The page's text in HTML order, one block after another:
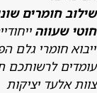
שילוב חומרים
חוטי שעווה
ייבוא חומרי גלם
עומדים לרשותכם
צוות אלעד יציקות